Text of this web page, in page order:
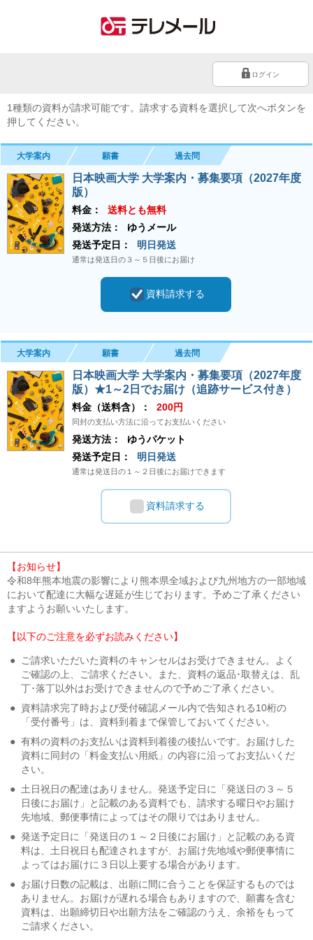
ログイン
1種類の資料が請求可能です。請求する資料を選択して次へボタンを
押してください。
大学案内 願書 過去問
日本映画大学 大学案内・募集要項（2027年度
版）
料金：
送料とも無料
発送方法：
ゆうメール
発送予定日：
明日発送
通常は発送日の３～５日後にお届け
資料請求する
大学案内 願書 過去問
日本映画大学 大学案内・募集要項（2027年度
版）★1～2日でお届け（追跡サービス付き）
料金（送料含）： 200円
同封の支払い方法に沿ってお支払いください
発送方法：
ゆうパケット
発送予定日：
明日発送
通常は発送日の１～２日後にお届けできます
資料請求する
【お知らせ】
令和8年熊本地震の影響により熊本県全域および九州地方の一部地域
において配達に大幅な遅延が生じております。予めご了承ください
ますようお願いいたします。
【以下のご注意を必ずお読みください】
●
ご請求いただいた資料のキャンセルはお受けできません。よく
ご確認の上、ご請求ください。また、資料の返品･取替えは、乱
丁･落丁以外はお受けできませんので予めご了承ください。
● 資料請求完了時および受付確認メール内で告知される10桁の
「受付番号」は、資料到着まで保管しておいてください。
● 有料の資料のお支払いは資料到着後の後払いです。お届けした
資料に同封の「料金支払い用紙」の内容に沿ってお支払いくだ
さい。
● 土日祝日の配達はありません。発送予定日に「発送日の３～５
日後にお届け」と記載のある資料でも、請求する曜日やお届け
先地域、郵便事情によってはその限りではありません。
● 発送予定日に「発送日の１～２日後にお届け」と記載のある資
料は、土日祝日も配達されますが、お届け先地域や郵便事情に
よってはお届けに３日以上要する場合があります。
● お届け日数の記載は、出願に間に合うことを保証するものでは
ありません。お届けが遅れる場合もありますので、願書を含む
資料は、出願締切日や出願方法をご確認のうえ、余裕をもって
ご請求ください。